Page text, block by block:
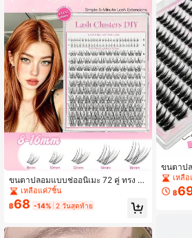
ขนตาปลอมแบบช่ออนิเมะ 72 คู่ ทรง C
Curl 0.05 มม. 8-16 มม. แบบฟุ้ง W La
shes ขยายตาให้ดูโตขึ้น สไตล์ตาแมว
แบบกาวในตัว
เหลือแค่7ชิ้น
฿68 -14% 2 วันสุดท้าย
ขนตาป
0 แถว
ธรรมช
าน เดิน
เหลื
฿